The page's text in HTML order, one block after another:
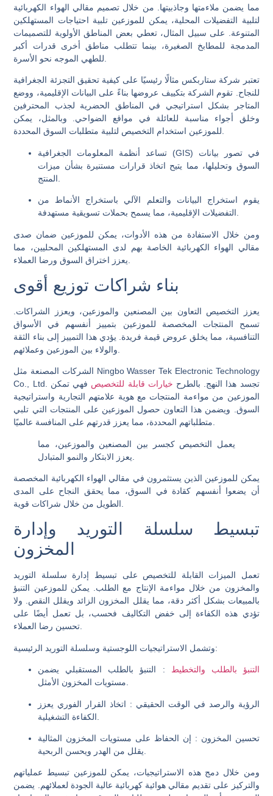
مما يضمن ملاءمتها وجاذبيتها. من خلال تصميم مقالي الهواء الكهربائية
لتلبية التفضيلات المحلية، يمكن للموزعين تلبية احتياجات المستهلكين
المتنوعة. على سبيل المثال، تعطي بعض المناطق الأولوية للتصميمات
المدمجة للمطابخ الصغيرة، بينما تتطلب مناطق أخرى قدرات أكبر
تعتبر شركة ستاربكس مثالًا رئيسيًا على كيفية تحقيق التجزئة الجغرافية
للنجاح. تقوم الشركة بتكييف عروضها بناءً على البيانات الإقليمية، ووضع
المتاجر بشكل استراتيجي في المناطق الحضرية لجذب المحترفين
وخلق أجواء مناسبة للعائلة في مواقع الضواحي. وبالمثل، يمكن
للموزعين استخدام التخصيص لتلبية متطلبات السوق المحددة.
تساعد أنظمة المعلومات الجغرافية (GIS) في تصور بيانات
السوق وتحليلها، مما يتيح اتخاذ قرارات مستنيرة بشأن ميزات
يقوم استخراج البيانات والتعلم الآلي باستخراج الأنماط من
ومن خلال الاستفادة من هذه الأدوات، يمكن للموزعين ضمان صدى
مقالي الهواء الكهربائية الخاصة بهم لدى المستهلكين المحليين، مما
بناء شراكات توزيع أقوى
يعزز التخصيص التعاون بين المصنعين والموزعين، ويعزز الشراكات.
تسمح المنتجات المخصصة للموزعين بتمييز أنفسهم في الأسواق
التنافسية، مما يخلق عروض قيمة فريدة. يؤدي هذا التمييز إلى بناء الثقة
الشركات المصنعة مثل Ningbo Wasser Tek Electronic Technology
Co., Ltd. تجسد هذا النهج. بالطرح خيارات قابلة للتخصيص فهي تمكن
الموزعين من مواءمة المنتجات مع هوية علامتهم التجارية واستراتيجية
السوق. ويضمن هذا التعاون حصول الموزعين على المنتجات التي تلبي
متطلباتهم المحددة، مما يعزز قدرتهم على المنافسة عالميًا.
يعمل التخصيص كجسر بين المصنعين والموزعين، مما
يمكن للموزعين الذين يستثمرون في مقالي الهواء الكهربائية المخصصة
أن يضعوا أنفسهم كقادة في السوق، مما يحقق النجاح على المدى
تبسيط سلسلة التوريد وإدارة
المخزون
تعمل الميزات القابلة للتخصيص على تبسيط إدارة سلسلة التوريد
والمخزون من خلال مواءمة الإنتاج مع الطلب. يمكن للموزعين التنبؤ
بالمبيعات بشكل أكثر دقة، مما يقلل المخزون الزائد ويقلل النقص. ولا
تؤدي هذه الكفاءة إلى خفض التكاليف فحسب، بل تعمل أيضًا على
تحسين رضا العملاء.
وتشمل الاستراتيجيات اللوجستية وسلسلة التوريد الرئيسية:
التنبؤ بالطلب والتخطيط : التنبؤ بالطلب المستقبلي يضمن
مستويات المخزون الأمثل.
الرؤية والرصد في الوقت الحقيقي : اتخاذ القرار الفوري يعزز
تحسين المخزون : إن الحفاظ على مستويات المخزون المثالية
ومن خلال دمج هذه الاستراتيجيات، يمكن للموزعين تبسيط عملياتهم
والتركيز على تقديم مقالي هوائية كهربائية عالية الجودة لعملائهم. يضمن